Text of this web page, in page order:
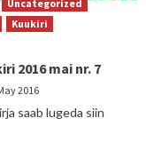
Uncategorized
Kuukiri
2016 mai nr. 7
2016
saab lugeda siin